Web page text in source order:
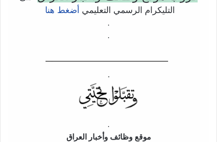
التليكرام الرسمي التعليمي أضغط هنا
.
.
——————————–
.
.
موقع وظائف وأخبار العراق